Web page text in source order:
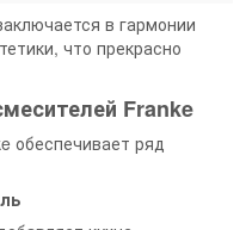
в гармонии
что прекрасно
Franke
обеспечивает ряд